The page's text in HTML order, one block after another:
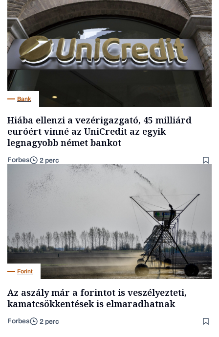
Bank
Hiába ellenzi a vezérigazgató, 45 milliárd
euróért vinné az UniCredit az egyik
legnagyobb német bankot
Forbes 2 perc
Forint
Az aszály már a forintot is veszélyezteti,
kamatcsökkentések is elmaradhatnak
Forbes 2 perc